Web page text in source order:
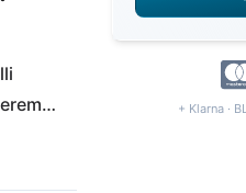
+ Klarna ·